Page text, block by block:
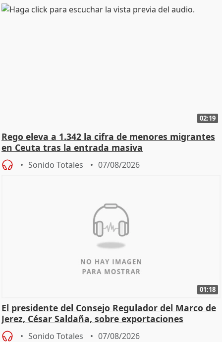
02:19
Rego eleva a 1.342 la cifra de menores migrantes
en Ceuta tras la entrada masiva
Sonido Totales 07/08/2026
01:18
El presidente del Consejo Regulador del Marco de
Jerez, César Saldaña, sobre exportaciones
Sonido Totales 07/08/2026